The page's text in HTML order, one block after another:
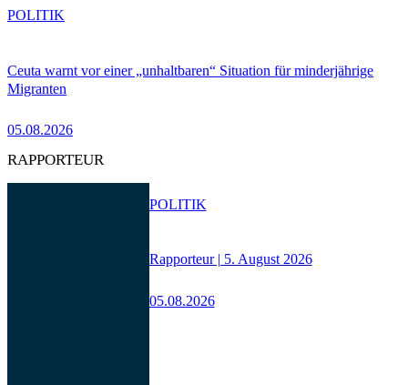
Ceuta warnt vor einer „unhaltbaren“ Situation für minderjährige
Migranten
05.08.2026
POLITIK
RAPPORTEUR
Rapporteur | 5. August 2026
05.08.2026
POLITIK